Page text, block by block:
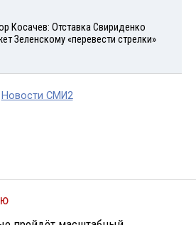
Косачев: Отставка Свириденко
Зеленскому «перевести стрелки»
Новости СМИ2